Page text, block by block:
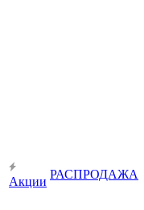
Акции
РАСПРОДАЖА